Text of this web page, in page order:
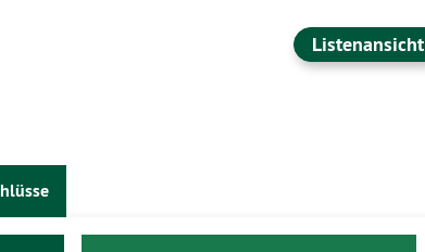
Listenansicht